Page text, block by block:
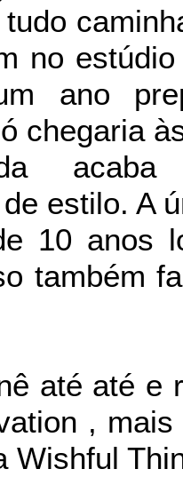
no
ano
chegaria
acaba
estilo. A
10 anos
também
até até e
,
Wishful